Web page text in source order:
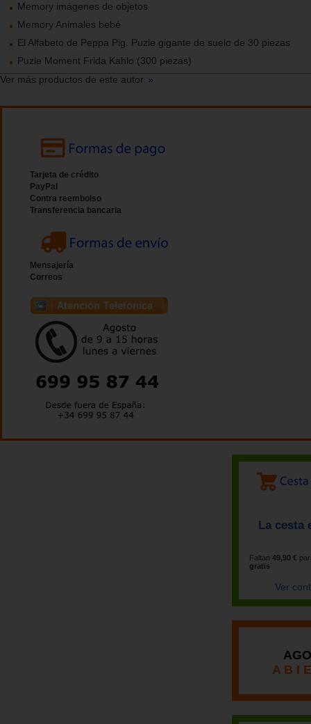
Memory imágenes de objetos
Memory Animales bebé
El Alfabeto de Peppa Pig. Puzle gigante de suelo de 30 piezas
Puzle Moment Frida Kahlo (300 piezas)
Ver más productos de este autor
Tarjeta de crédito
PayPal
Contra reembolso
Transferencia bancaria
Mensajería
Correos
La cesta
Faltan 49,90 €
gratis
Ver
A B I